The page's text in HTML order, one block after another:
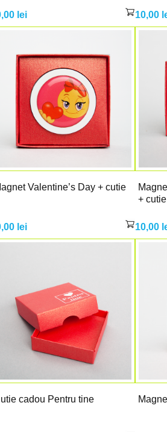
lei 10,00
Valentine’s Day + cutie
lei
+ cutie
10,00
cadou Pentru tine